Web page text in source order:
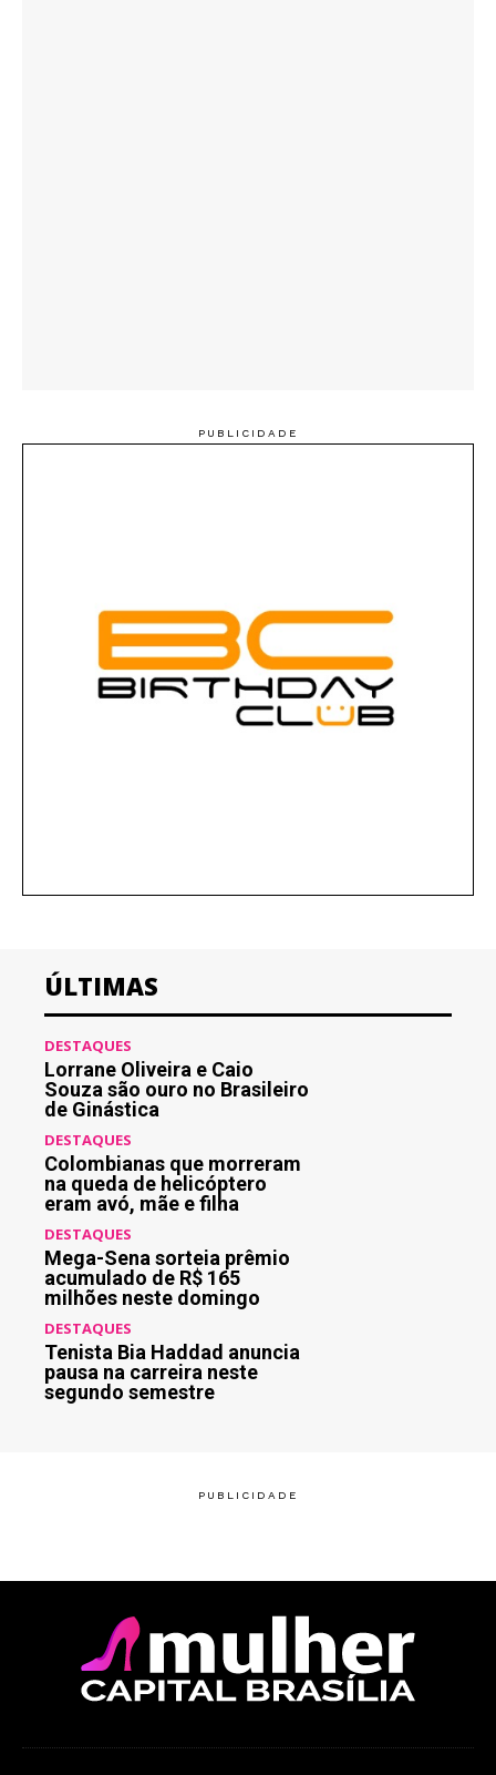
ÚLTIMAS
DESTAQUES
Lorrane Oliveira e Caio
Souza são ouro no Brasileiro
de Ginástica
DESTAQUES
Colombianas que morreram
na queda de helicóptero
eram avó, mãe e filha
DESTAQUES
Mega-Sena sorteia prêmio
acumulado de R$ 165
milhões neste domingo
DESTAQUES
Tenista Bia Haddad anuncia
pausa na carreira neste
segundo semestre